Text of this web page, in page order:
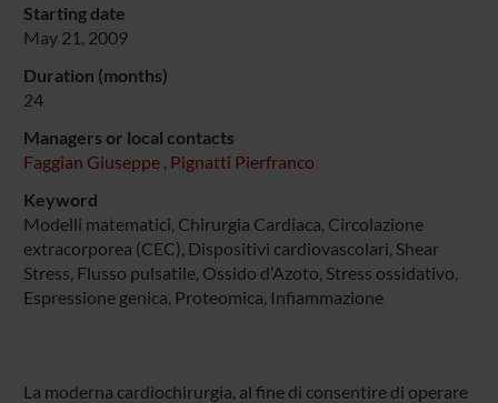
Starting date
May 21, 2009
Duration (months)
24
Managers or local contacts
Faggian Giuseppe , Pignatti Pierfranco
Keyword
Modelli matematici, Chirurgia Cardiaca, Circolazione
extracorporea (CEC), Dispositivi cardiovascolari, Shear
Stress, Flusso pulsatile, Ossido d’Azoto, Stress ossidativo,
Espressione genica, Proteomica, Infiammazione
La moderna cardiochirurgia, al fine di consentire di operare